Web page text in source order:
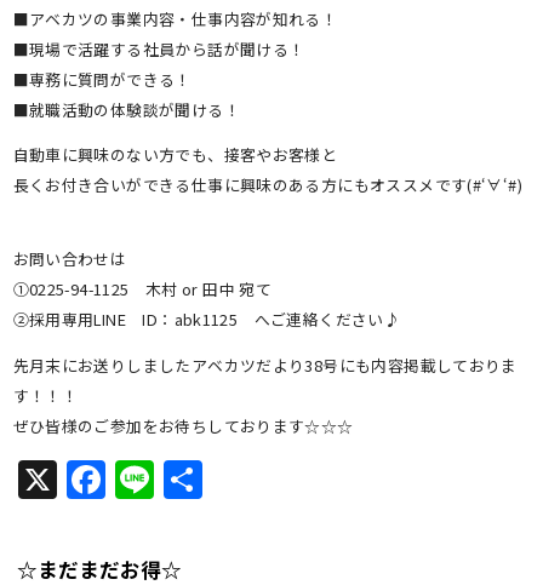
■アベカツの事業内容・仕事内容が知れる！
■現場で活躍する社員から話が聞ける！
■専務に質問ができる！
■就職活動の体験談が聞ける！
自動車に興味のない方でも、接客やお客様と
長くお付き合いができる仕事に興味のある方にもオススメです(#‘∀‘#)
お問い合わせは
①0225-94-1125 木村 or 田中 宛て
②採用専用LINE ID：abk1125 へご連絡ください♪
先月末にお送りしましたアベカツだより38号にも内容掲載しておりま
す！！！
ぜひ皆様のご参加をお待ちしております☆☆☆
X Facebook
Line共
☆まだまだお得☆